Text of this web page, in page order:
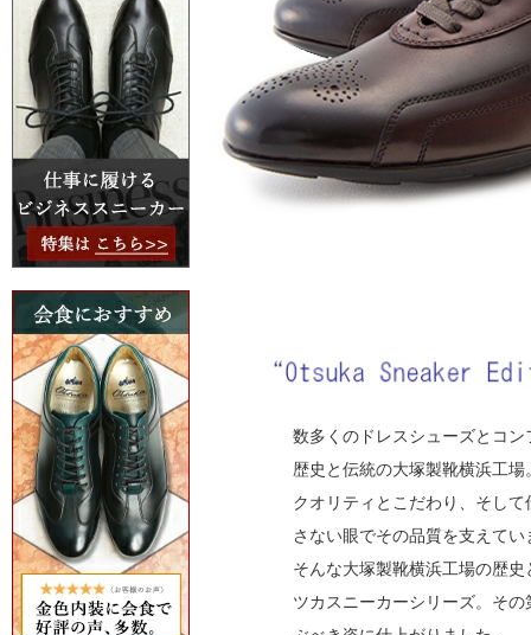
数多くのドレスシューズとコ
歴史と伝統の大塚製靴横浜工
クオリティとこだわり、そし
さない眼でその品質を支えてい
そんな大塚製靴横浜工場の歴
ツカスニーカーシリーズ。そ